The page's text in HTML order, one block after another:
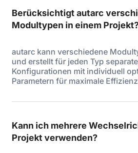
Berücksichtigt autarc
Modultypen in einem
autarc kann verschiedene
und erstellt für jeden Typ
Konfigurationen mit individuell
Parametern für maximale
Kann ich mehrere
Projekt verwenden?